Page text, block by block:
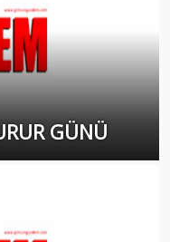
GÜNÜ